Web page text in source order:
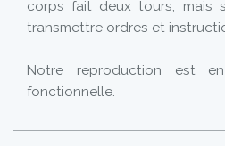
corps fait deux tours, mais
transmettre ordres et
Notre reproduction est
fonctionnelle.